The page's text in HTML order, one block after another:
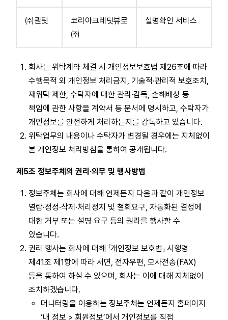
㈜퀀팃
코리아크레딧뷰로
㈜
실명확인 서비스
회사는 위탁계약 체결 시 개인정보보호법 제26조에 따라
수행목적 외 개인정보 처리금지, 기술적·관리적 보호조치,
재위탁 제한, 수탁자에 대한 관리·감독, 손해배상 등
책임에 관한 사항을 계약서 등 문서에 명시하고, 수탁자가
개인정보를 안전하게 처리하는지를 감독하고 있습니다.
위탁업무의 내용이나 수탁자가 변경될 경우에는 지체없이
본 개인정보 처리방침을 통하여 공개됩니다.
제5조 정보주체의 권리·의무 및 행사방법
정보주체는 회사에 대해 언제든지 다음과 같이 개인정보
열람·정정·삭제·처리정지 및 철회요구, 자동화된 결정에
대한 거부 또는 설명 요구 등의 권리를 행사할 수
있습니다.
권리 행사는 회사에 대해 「개인정보 보호법」 시행령
제41조 제1항에 따라 서면, 전자우편, 모사전송(FAX)
등을 통하여 하실 수 있으며, 회사는 이에 대해 지체없이
조치하겠습니다.
머니터링을 이용하는 정보주체는 언제든지 홈페이지
‘내 정보 > 회원정보’에서 개인정보를 직접